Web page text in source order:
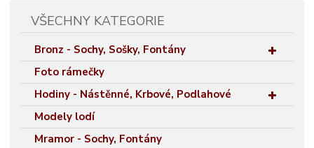
VŠECHNY KATEGORIE
Bronz - Sochy, Sošky, Fontány
Foto rámečky
Hodiny - Nástěnné, Krbové, Podlahové
Modely lodí
Mramor - Sochy, Fontány